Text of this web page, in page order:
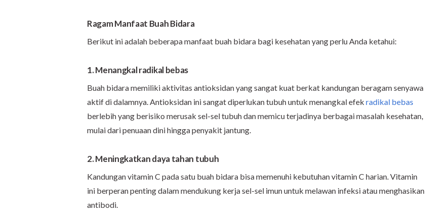
Ragam Manfaat Buah Bidara
Berikut ini adalah beberapa manfaat buah bidara bagi kesehatan yang perlu Anda ketahui:
1. Menangkal radikal bebas
Buah bidara memiliki aktivitas antioksidan yang sangat kuat berkat kandungan beragam senyawa
aktif di dalamnya. Antioksidan ini sangat diperlukan tubuh untuk menangkal efek radikal bebas
berlebih yang berisiko merusak sel-sel tubuh dan memicu terjadinya berbagai masalah kesehatan,
mulai dari penuaan dini hingga penyakit jantung.
2. Meningkatkan daya tahan tubuh
Kandungan vitamin C pada satu buah bidara bisa memenuhi kebutuhan vitamin C harian. Vitamin
ini berperan penting dalam mendukung kerja sel-sel imun untuk melawan infeksi atau menghasikan
antibodi.